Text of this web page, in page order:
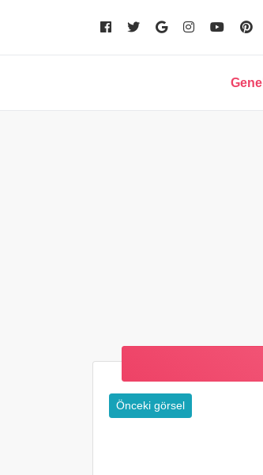
Genel
Önceki görsel